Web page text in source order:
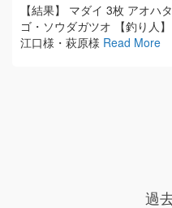
【結果】 マダイ 3枚 アオハ
ゴ・ソウダガツオ 【釣り人
江口様・萩原様 Read More
過